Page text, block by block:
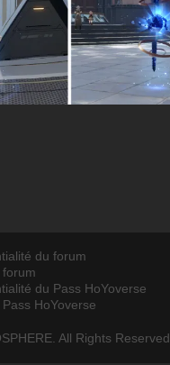
du forum
du Pass HoYoverse
HoYoverse
All Rights Reserved.